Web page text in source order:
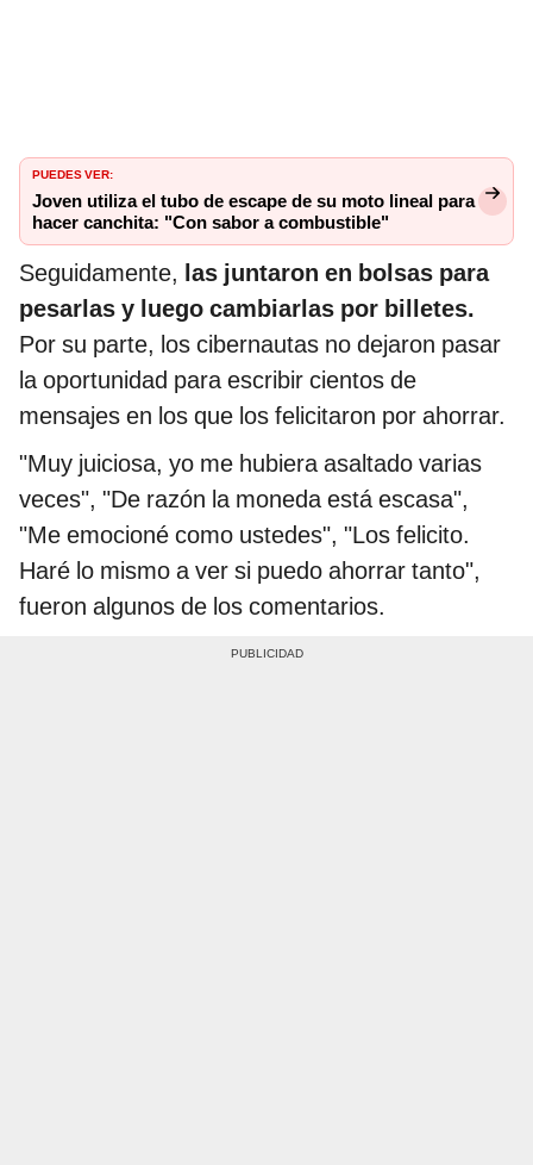
PUEDES VER:
Joven utiliza el tubo de escape de su moto lineal para
hacer canchita: "Con sabor a combustible"
Seguidamente, las juntaron en bolsas para
pesarlas y luego cambiarlas por billetes.
Por su parte, los cibernautas no dejaron pasar
la oportunidad para escribir cientos de
mensajes en los que los felicitaron por ahorrar.
"Muy juiciosa, yo me hubiera asaltado varias
veces", "De razón la moneda está escasa",
"Me emocioné como ustedes", "Los felicito.
Haré lo mismo a ver si puedo ahorrar tanto",
fueron algunos de los comentarios.